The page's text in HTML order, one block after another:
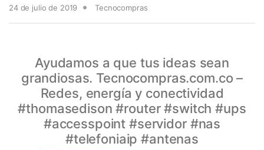
24 de julio de 2019
Tecnocompras
Ayudamos a que tus ideas sean
grandiosas. Tecnocompras.com.co –
Redes, energía y conectividad
#thomasedison #router #switch #ups
#accesspoint #servidor #nas
#telefoniaip #antenas